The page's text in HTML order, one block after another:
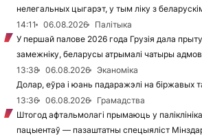
нелегальных цыгарэт, у тым ліку з
14:11
06.08.2026
Палітыка
У першай палове 2026 года Грузія дала
замежніку, беларусы атрымалі чатыры
13:38
06.08.2026
Эканоміка
Долар, еўра і юань падаражэлі на біржавых
13:36
06.08.2026
Грамадства
Штогод афтальмолагі прымаюць у
пацыентаў — пазаштатны спецыяліст